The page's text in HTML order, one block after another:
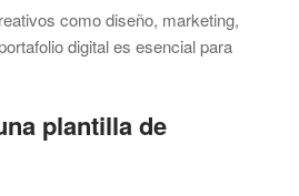
como diseño, marketing,
digital es esencial para
plantilla de